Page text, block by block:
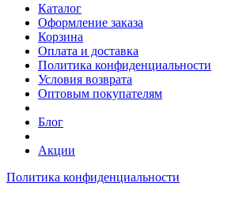
Каталог
Оформление заказа
Корзина
Оплата и доставка
Политика конфиденциальности
Условия возврата
Оптовым покупателям
Блог
Акции
Политика конфиденциальности